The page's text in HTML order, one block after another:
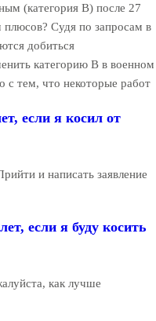
(категория В) после 27
плюсов? Судя по запросам в
добиться
категорию В в военном
с тем, что некоторые работ
если я косил от
и написать заявление
если я буду косить
как лучше